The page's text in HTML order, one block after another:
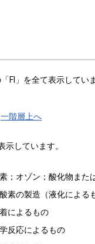
FI」を全て表示していま
一階層上へ
示しています。
；オゾン；酸化物また
酸素の製造（液化による
によるもの
反応によるもの